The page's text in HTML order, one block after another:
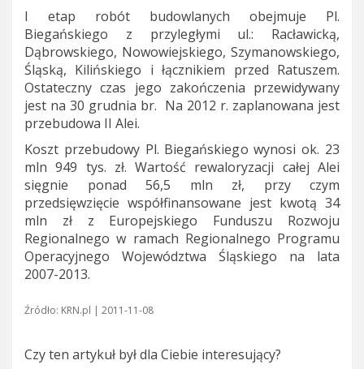
I etap robót budowlanych obejmuje Pl.
Biegańskiego z przyległymi ul.: Racławicką,
Dąbrowskiego, Nowowiejskiego, Szymanowskiego,
Śląską, Kilińskiego i łącznikiem przed Ratuszem.
Ostateczny czas jego zakończenia przewidywany
jest na 30 grudnia br. Na 2012 r. zaplanowana jest
przebudowa II Alei.
Koszt przebudowy Pl. Biegańskiego wynosi ok. 23
mln 949 tys. zł. Wartość rewaloryzacji całej Alei
sięgnie ponad 56,5 mln zł, przy czym
przedsięwzięcie współfinansowane jest kwotą 34
mln zł z Europejskiego Funduszu Rozwoju
Regionalnego w ramach Regionalnego Programu
Operacyjnego Województwa Śląskiego na lata
2007-2013.
Źródło: KRN.pl | 2011-11-08
Czy ten artykuł był dla Ciebie interesujący?